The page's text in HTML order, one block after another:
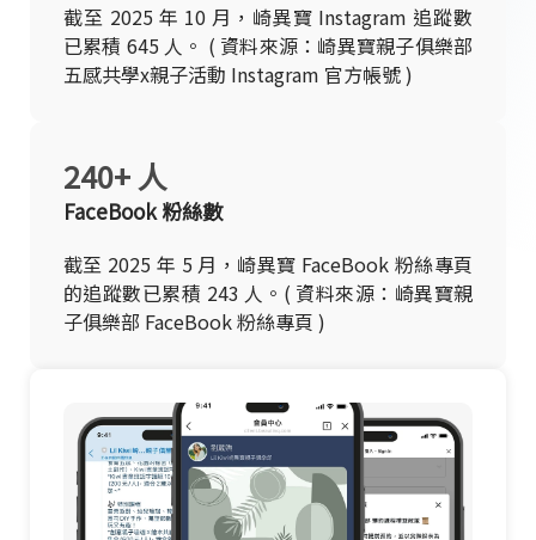
截至 2025 年 10 月，崎異寶 Instagram 追蹤數
已累積 645 人。 ( 資料來源：崎異寶親子俱樂部
五感共學x親子活動 Instagram 官方帳號 )
FaceBook 粉絲數
截至 2025 年 5 月，崎異寶 FaceBook 粉絲專頁
的追蹤數已累積 243 人。( 資料來源：崎異寶親
子俱樂部 FaceBook 粉絲專頁 )
240+ 人